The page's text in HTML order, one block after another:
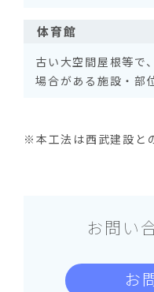
体育館
古い大空間屋根等で
場合がある施設・部
※本工法は西武建設と
お問い
お